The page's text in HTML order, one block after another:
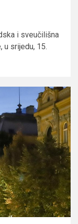
i sveučilišna
u srijedu, 15.